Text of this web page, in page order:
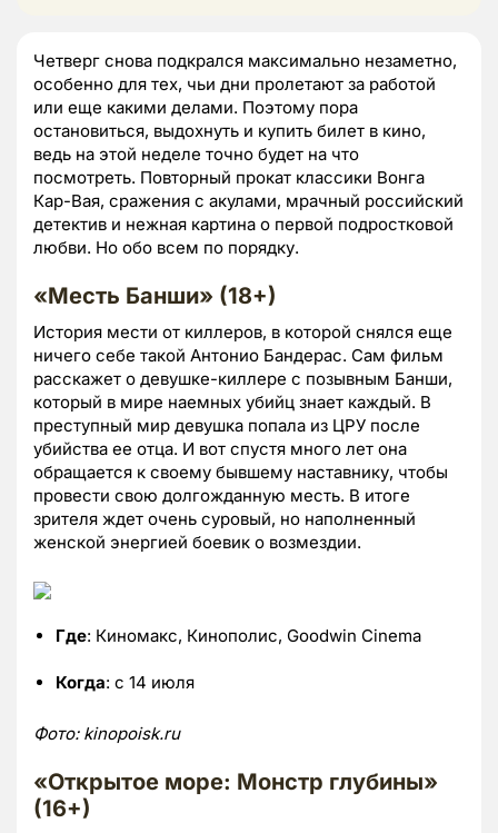
Четверг снова подкрался максимально незаметно,
особенно для тех, чьи дни пролетают за работой
или еще какими делами. Поэтому пора
остановиться, выдохнуть и купить билет в кино,
ведь на этой неделе точно будет на что
посмотреть. Повторный прокат классики Вонга
Кар-Вая, сражения с акулами, мрачный российский
детектив и нежная картина о первой подростковой
любви. Но обо всем по порядку.
«Месть Банши» (18+)
История мести от киллеров, в которой снялся еще
ничего себе такой Антонио Бандерас. Сам фильм
расскажет о девушке-киллере с позывным Банши,
который в мире наемных убийц знает каждый. В
преступный мир девушка попала из ЦРУ после
убийства ее отца. И вот спустя много лет она
обращается к своему бывшему наставнику, чтобы
провести свою долгожданную месть. В итоге
зрителя ждет очень суровый, но наполненный
женской энергией боевик о возмездии.
Где: Киномакс, Кинополис, Goodwin Cinema
Когда: с 14 июля
Фото: kinopoisk.ru
«Открытое море: Монстр глубины»
(16+)